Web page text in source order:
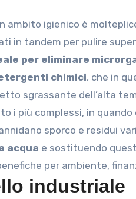
ambito igienico è
in tandem per pulire
per eliminare
chimici, che in
sgrassante dell’alta
i più complessi, in quando
sporco e residui
acqua e sostituendo
per ambiente,
industriale